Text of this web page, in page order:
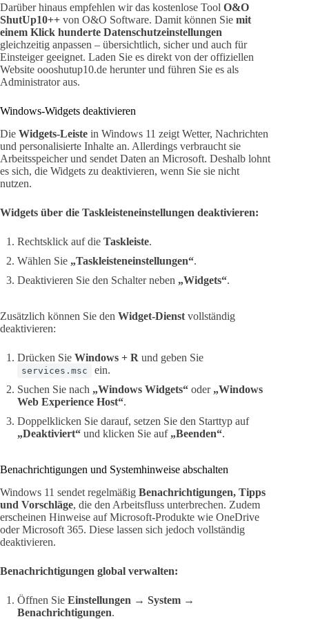
Darüber hinaus empfehlen wir das kostenlose Tool O&O
ShutUp10++ von O&O Software. Damit können Sie mit
einem Klick hunderte Datenschutzeinstellungen
gleichzeitig anpassen – übersichtlich, sicher und auch für
Einsteiger geeignet. Laden Sie es direkt von der offiziellen
Website oooshutup10.de herunter und führen Sie es als
Administrator aus.
Windows-Widgets deaktivieren
Die Widgets-Leiste in Windows 11 zeigt Wetter, Nachrichten
und personalisierte Inhalte an. Allerdings verbraucht sie
Arbeitsspeicher und sendet Daten an Microsoft. Deshalb lohnt
es sich, die Widgets zu deaktivieren, wenn Sie sie nicht
nutzen.
Widgets über die Taskleisteneinstellungen deaktivieren:
Rechtsklick auf die Taskleiste.
Wählen Sie „Taskleisteneinstellungen“.
Deaktivieren Sie den Schalter neben „Widgets“.
Zusätzlich können Sie den Widget-Dienst vollständig
deaktivieren:
Drücken Sie Windows + R und geben Sie
services.msc
ein.
Suchen Sie nach „Windows Widgets“ oder „Windows
Web Experience Host“.
Doppelklicken Sie darauf, setzen Sie den Starttyp auf
„Deaktiviert“ und klicken Sie auf „Beenden“.
Benachrichtigungen und Systemhinweise abschalten
Windows 11 sendet regelmäßig Benachrichtigungen, Tipps
und Vorschläge, die den Arbeitsfluss unterbrechen. Zudem
erscheinen Hinweise auf Microsoft-Produkte wie OneDrive
oder Microsoft 365. Diese lassen sich jedoch vollständig
deaktivieren.
Benachrichtigungen global verwalten:
Öffnen Sie Einstellungen → System →
Benachrichtigungen.